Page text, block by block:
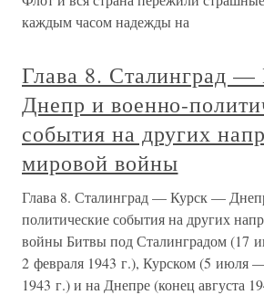
каждым часом надежды на
Глава 8. Сталинград
Днепр и военно-
события на других
мировой войны
Глава 8. Сталинград — Курск —
политические события на других
войны Битвы под Сталинградом (17
2 февраля 1943 г.), Курском (5 июля
1943 г.) и на Днепре (конец августа